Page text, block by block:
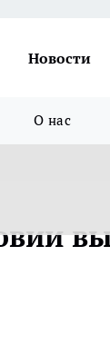
Новости
О нас